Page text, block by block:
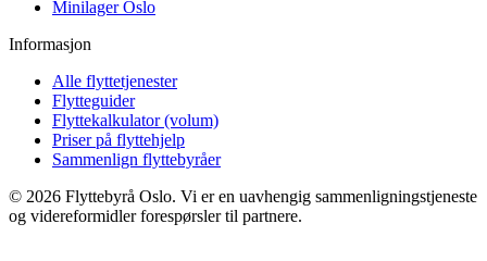
Minilager Oslo
Informasjon
Alle flyttetjenester
Flytteguider
Flyttekalkulator (volum)
Priser på flyttehjelp
Sammenlign flyttebyråer
© 2026 Flyttebyrå Oslo. Vi er en uavhengig sammenligningstjeneste
og videreformidler forespørsler til partnere.